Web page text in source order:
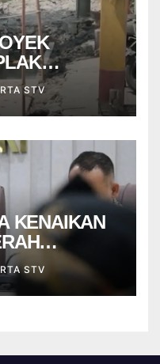
STV
KENAIKAN
STV